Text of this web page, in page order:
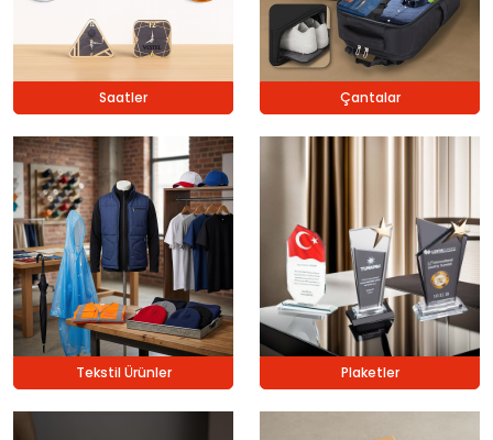
Saatler Çantalar
Tekstil Ürünler Plaketler